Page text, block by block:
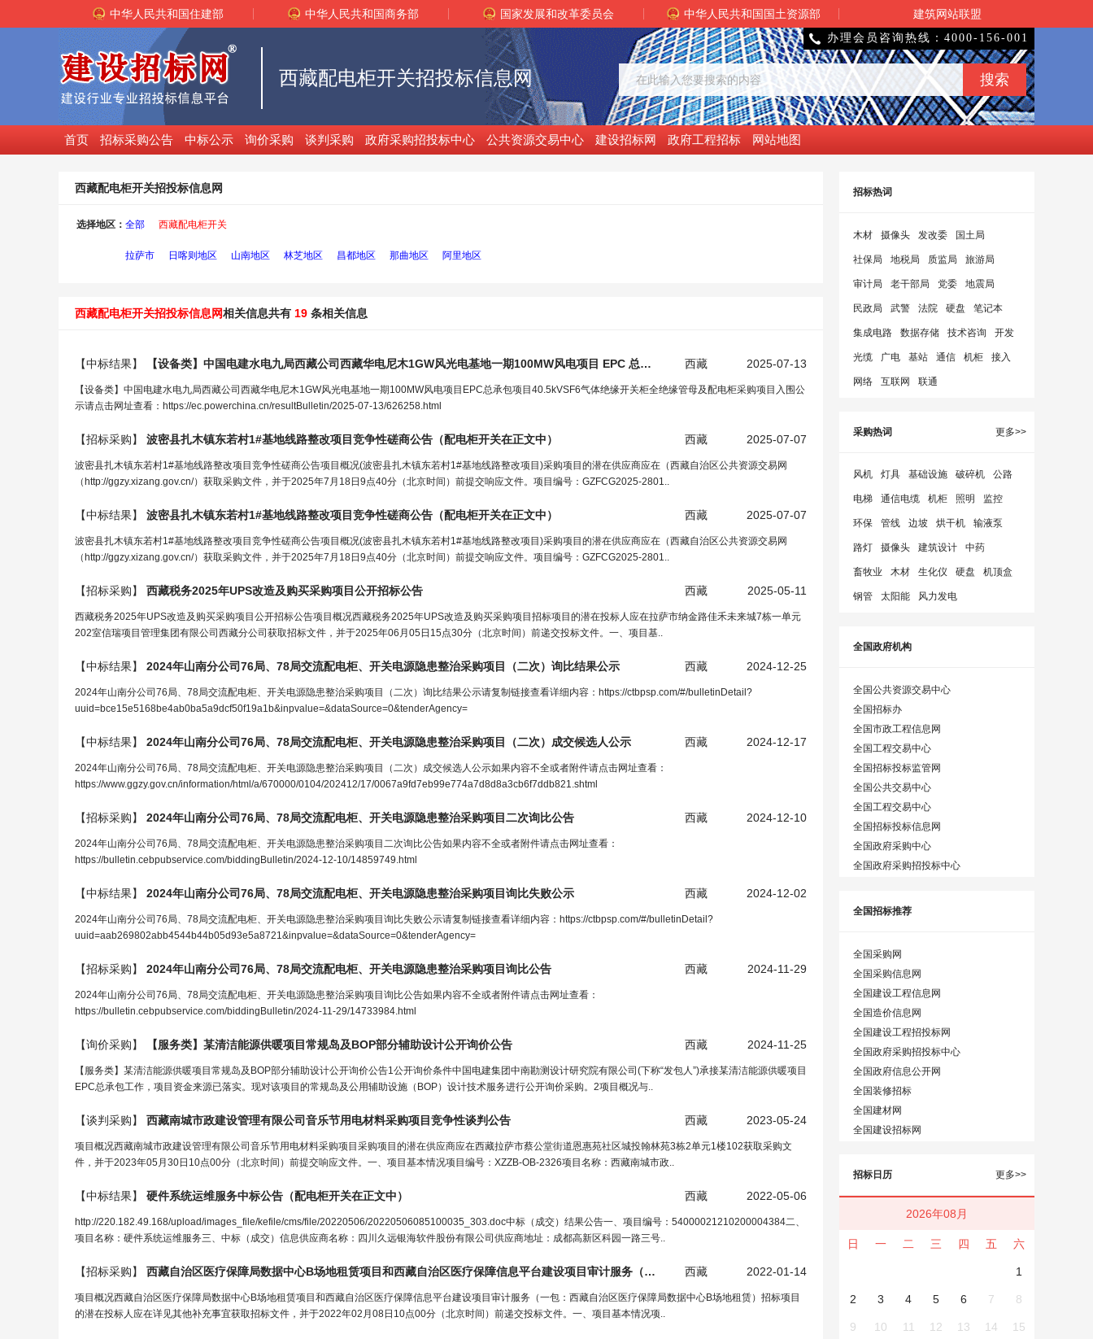
中华人民共和国住建部 中华人民共和国商务部 国家发展和改革委员会 中华人民共和国国土资源部 建筑网站联盟
西藏配电柜开关招投标信息网
 办理会员咨询热线：4000-156-001
首页 招标采购公告 中标公示 询价采购 谈判采购 政府采购招投标中心 公共资源交易中心 建设招标网 政府工程招标 网站地图
西藏配电柜开关招投标信息网
选择地区： 全部 西藏配电柜开关
拉萨市 日喀则地区 山南地区 林芝地区 昌都地区 那曲地区 阿里地区
西藏配电柜开关招投标信息网相关信息共有 19 条相关信息
【中标结果】 【设备类】中国电建水电九局西藏公司西藏华电尼木1GW风光电基地一期100MW风电项目 EPC 总承包项目40.5kV SF6 气体绝缘 开关 全绝缘管母及配电柜 采购项目入围公示
西藏 2025-07-13
【设备类】中国电建水电九局西藏公司西藏华电尼木1GW风光电基地一期100MW风电项目EPC总承包项目40.5kVSF6气体绝缘开关柜全绝缘管母及配电柜采购项目入围公
示请点击网址查看：https://ec.powerchina.cn/resultBulletin/2025-07-13/626258.html
【招标采购】 波密县扎木镇东若村1#基地线路整改项目竞争性磋商公告（配电柜开关在正文中） 西藏 2025-07-07
波密县扎木镇东若村1#基地线路整改项目竞争性磋商公告项目概况(波密县扎木镇东若村1#基地线路整改项目)采购项目的潜在供应商应在（西藏自治区公共资源交易网
（http://ggzy.xizang.gov.cn/）获取采购文件，并于2025年7月18日9点40分（北京时间）前提交响应文件。项目编号：GZFCG2025-2801..
【中标结果】 波密县扎木镇东若村1#基地线路整改项目竞争性磋商公告（配电柜开关在正文中） 西藏 2025-07-07
波密县扎木镇东若村1#基地线路整改项目竞争性磋商公告项目概况(波密县扎木镇东若村1#基地线路整改项目)采购项目的潜在供应商应在（西藏自治区公共资源交易网
（http://ggzy.xizang.gov.cn/）获取采购文件，并于2025年7月18日9点40分（北京时间）前提交响应文件。项目编号：GZFCG2025-2801..
【招标采购】 西藏税务2025年UPS改造及购买采购项目公开招标公告 西藏 2025-05-11
西藏税务2025年UPS改造及购买采购项目公开招标公告项目概况西藏税务2025年UPS改造及购买采购项目招标项目的潜在投标人应在拉萨市纳金路佳禾未来城7栋一单元
202室信瑞项目管理集团有限公司西藏分公司获取招标文件，并于2025年06月05日15点30分（北京时间）前递交投标文件。一、项目基..
【中标结果】 2024年山南分公司76局、78局交流配电柜、 开关电源隐患整治采购项目（二次）询比结果公示 西藏 2024-12-25
2024年山南分公司76局、78局交流配电柜、开关电源隐患整治采购项目（二次）询比结果公示请复制链接查看详细内容：https://ctbpsp.com/#/bulletinDetail?
uuid=bce15e5168be4ab0ba5a9dcf50f19a1b&inpvalue=&dataSource=0&tenderAgency=
【中标结果】 2024年山南分公司76局、78局交流配电柜、 开关电源隐患整治采购项目（二次）成交候选人公示 西藏 2024-12-17
2024年山南分公司76局、78局交流配电柜、开关电源隐患整治采购项目（二次）成交候选人公示如果内容不全或者附件请点击网址查看：
https://www.ggzy.gov.cn/information/html/a/670000/0104/202412/17/0067a9fd7eb99e774a7d8d8a3cb6f7ddb821.shtml
【招标采购】 2024年山南分公司76局、78局交流配电柜、 开关电源隐患整治采购项目二次询比公告 西藏 2024-12-10
2024年山南分公司76局、78局交流配电柜、开关电源隐患整治采购项目二次询比公告如果内容不全或者附件请点击网址查看：
https://bulletin.cebpubservice.com/biddingBulletin/2024-12-10/14859749.html
【中标结果】 2024年山南分公司76局、78局交流配电柜、 开关电源隐患整治采购项目询比失败公示 西藏 2024-12-02
2024年山南分公司76局、78局交流配电柜、开关电源隐患整治采购项目询比失败公示请复制链接查看详细内容：https://ctbpsp.com/#/bulletinDetail?
uuid=aab269802abb4544b44b05d93e5a8721&inpvalue=&dataSource=0&tenderAgency=
【招标采购】 2024年山南分公司76局、78局交流配电柜、 开关电源隐患整治采购项目询比公告 西藏 2024-11-29
2024年山南分公司76局、78局交流配电柜、开关电源隐患整治采购项目询比公告如果内容不全或者附件请点击网址查看：
https://bulletin.cebpubservice.com/biddingBulletin/2024-11-29/14733984.html
【询价采购】 【服务类】某清洁能源供暖项目常规岛及BOP部分辅助设计公开询价公告 西藏 2024-11-25
【服务类】某清洁能源供暖项目常规岛及BOP部分辅助设计公开询价公告1公开询价条件中国电建集团中南勘测设计研究院有限公司(下称“发包人”)承接某清洁能源供暖项目
EPC总承包工作，项目资金来源已落实。现对该项目的常规岛及公用辅助设施（BOP）设计技术服务进行公开询价采购。2项目概况与..
【谈判采购】 西藏南城市政建设管理有限公司音乐节用电材料采购项目竞争性谈判公告 西藏 2023-05-24
项目概况西藏南城市政建设管理有限公司音乐节用电材料采购项目采购项目的潜在供应商应在西藏拉萨市蔡公堂街道恩惠苑社区城投翰林苑3栋2单元1楼102获取采购文
件，并于2023年05月30日10点00分（北京时间）前提交响应文件。一、项目基本情况项目编号：XZZB-OB-2326项目名称：西藏南城市政..
【中标结果】 硬件系统运维服务中标公告（配电柜开关在正文中） 西藏 2022-05-06
http://220.182.49.168/upload/images_file/kefile/cms/file/20220506/20220506085100035_303.doc中标（成交）结果公告一、项目编号：54000021210200004384二、
项目名称：硬件系统运维服务三、中标（成交）信息供应商名称：四川久远银海软件股份有限公司供应商地址：成都高新区科园一路三号..
【招标采购】 西藏自治区医疗保障局数据中心B场地租赁项目和西藏自治区医疗保障信息平台建设项目审计服务（一包：西藏自治区医疗保障局数据中心B场地租赁）（2次）公 西藏 2022-01-14
项目概况西藏自治区医疗保障局数据中心B场地租赁项目和西藏自治区医疗保障信息平台建设项目审计服务（一包：西藏自治区医疗保障局数据中心B场地租赁）招标项目
的潜在投标人应在详见其他补充事宜获取招标文件，并于2022年02月08日10点00分（北京时间）前递交投标文件。一、项目基本情况项..
招标热词
木材 摄像头 发改委 国土局
社保局 地税局 质监局 旅游局
审计局 老干部局 党委 地震局
民政局 武警 法院 硬盘 笔记本
集成电路 数据存储 技术咨询 开发
光缆 广电 基站 通信 机柜 接入
网络 互联网 联通
采购热词 更多>>
风机 灯具 基础设施 破碎机 公路
电梯 通信电缆 机柜 照明 监控
环保 管线 边坡 烘干机 输液泵
路灯 摄像头 建筑设计 中药
畜牧业 木材 生化仪 硬盘 机顶盒
钢管 太阳能 风力发电
全国政府机构
全国公共资源交易中心
全国招标办
全国市政工程信息网
全国工程交易中心
全国招标投标监管网
全国公共交易中心
全国工程交易中心
全国招标投标信息网
全国政府采购中心
全国政府采购招投标中心
全国招标推荐
全国采购网
全国采购信息网
全国建设工程信息网
全国造价信息网
全国建设工程招投标网
全国政府采购招投标中心
全国政府信息公开网
全国装修招标
全国建材网
全国建设招标网
招标日历 更多>>
2026年08月
日 一 二 三 四 五 六
1
2 3 4 5 6 7 8
9 10 11 12 13 14 15